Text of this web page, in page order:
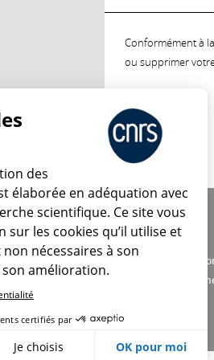
Conformément à
ou supprimer
Charte
Données
des
élaborée en adéquation avec
scientifique. Ce site vous
sur les cookies qu’il utilise et
nécessaires à son
amélioration.
certifiés par
Je choisis OK pour moi